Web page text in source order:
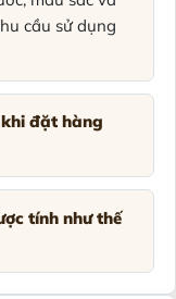
cầu sử dụng
đặt hàng
tính như thế